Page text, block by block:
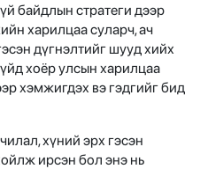
байдлын стратеги дээр
харилцаа суларч, ач
дүгнэлтийг шууд хийх
хоёр улсын харилцаа
хэмжигдэх вэ гэдгийг бид
хүний эрх гэсэн
ирсэн бол энэ нь